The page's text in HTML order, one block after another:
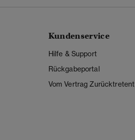
Kundenservice
Hilfe & Support
Rückgabeportal
Vom Vertrag Zurücktretent